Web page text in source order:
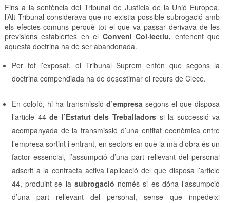
Fins a la sentència del Tribunal de Justícia de la Unió Europea,
l’Alt Tribunal considerava que no existia possible subrogació amb
els efectes comuns perquè tot el que va passar derivava de les
previsions establertes en el Conveni Col·lectiu, entenent que
aquesta doctrina ha de ser abandonada.
Per tot l’exposat, el Tribunal Suprem entén que segons la
doctrina compendiada ha de desestimar el recurs de Clece.
En colofó, hi ha transmissió d’empresasegons el que disposa
l’article 44de l’Estatut dels Treballadorssi la successió va
acompanyada de la transmissió d’una entitat econòmica entre
l’empresa sortint i entrant, en sectors en què la mà d’obra és un
factor essencial, l’assumpció d’una part rellevant del personal
adscrit a la contracta activa l’aplicació del que disposa l’article
44, produint-se la subrogació només si es dóna l’assumpció
d’una part rellevant del personal, sense que impedeixi